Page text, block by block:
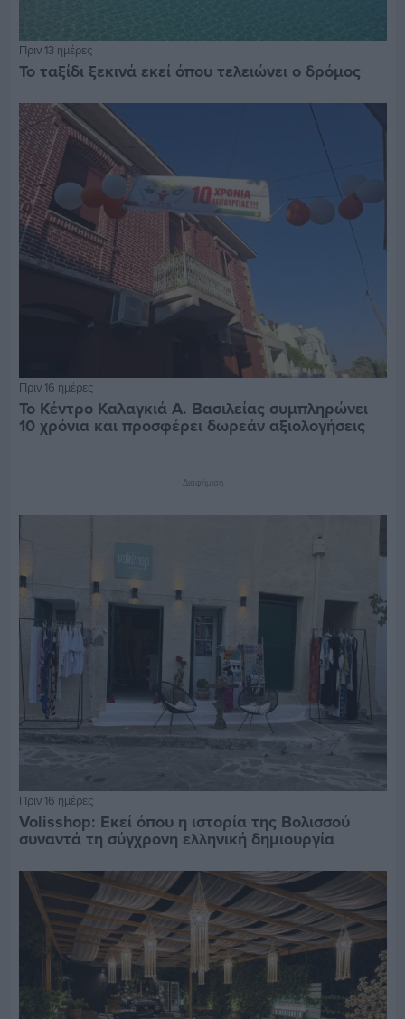
Πριν 13 ημέρες
Το ταξίδι ξεκινά εκεί όπου τελειώνει ο δρόμος
Πριν 16 ημέρες
Το Κέντρο Καλαγκιά Α. Βασιλείας συμπληρώνει
10 χρόνια και προσφέρει δωρεάν αξιολογήσεις
Διαφήμιση
Πριν 16 ημέρες
Volisshop: Εκεί όπου η ιστορία της Βολισσού
συναντά τη σύγχρονη ελληνική δημιουργία